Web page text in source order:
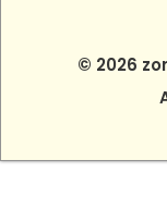
© 2026